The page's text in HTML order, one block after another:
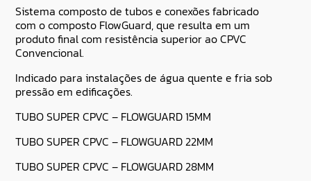
Sistema composto de tubos e conexões fabricado
com o composto FlowGuard, que resulta em um
produto final com resistência superior ao CPVC
Convencional.
Indicado para instalações de água quente e fria sob
pressão em edificações.
TUBO SUPER CPVC – FLOWGUARD 15MM
TUBO SUPER CPVC – FLOWGUARD 22MM
TUBO SUPER CPVC – FLOWGUARD 28MM